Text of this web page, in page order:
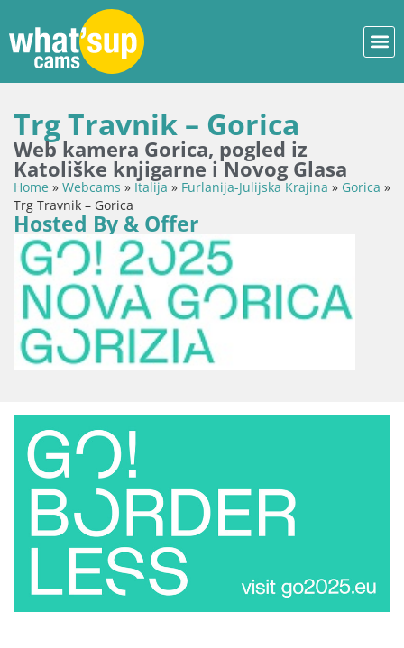
Trg Travnik – Gorica
Web kamera Gorica, pogled iz
Katoliške knjigarne i Novog Glasa
Home » Webcams » Italija » Furlanija-Julijska Krajina » Gorica »
Trg Travnik – Gorica
Hosted By & Offer